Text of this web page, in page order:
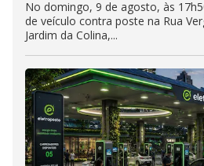
No domingo, 9 de agosto, às
de veículo contra poste na Rua
Jardim da Colina,...